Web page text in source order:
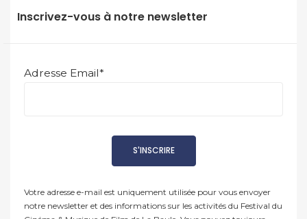
Inscrivez-vous à notre newsletter
Adresse Email*
Votre adresse e-mail est uniquement utilisée pour vous envoyer
notre newsletter et des informations sur les activités du Festival du